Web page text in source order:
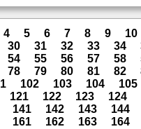
4 5 6 7 8 9
10
30 31 32 33 34
54 55 56 57 58
78 79 80 81 82
102 103 104
105
121 122 123 124
141 142 143
144
161 162 163
164